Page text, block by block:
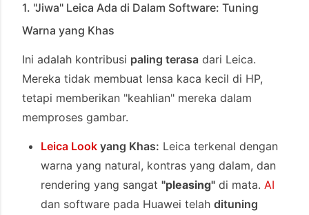
1. "Jiwa" Leica Ada di Dalam Software: Tuning
Warna yang Khas
Ini adalah kontribusi paling terasa dari Leica.
Mereka tidak membuat lensa kaca kecil di HP,
tetapi memberikan "keahlian" mereka dalam
memproses gambar.
Leica Look yang Khas: Leica terkenal dengan
warna yang natural, kontras yang dalam, dan
rendering yang sangat"pleasing" di mata. AI
dan software pada Huawei telahdituning